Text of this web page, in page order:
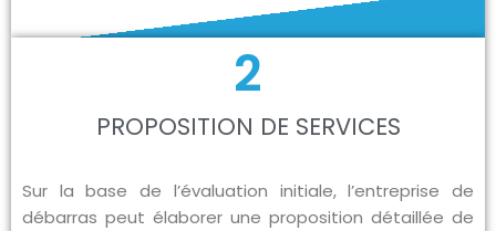
PROPOSITION DE SERVICES
2
Sur la base de l’évaluation initiale, l’entreprise de
débarras peut élaborer une proposition détaillée de